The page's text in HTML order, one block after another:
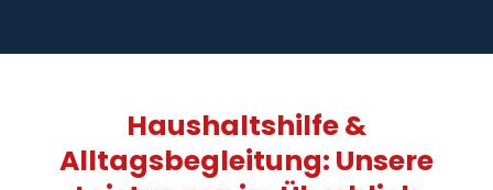
Haushaltshilfe &
Alltagsbegleitung: Unsere